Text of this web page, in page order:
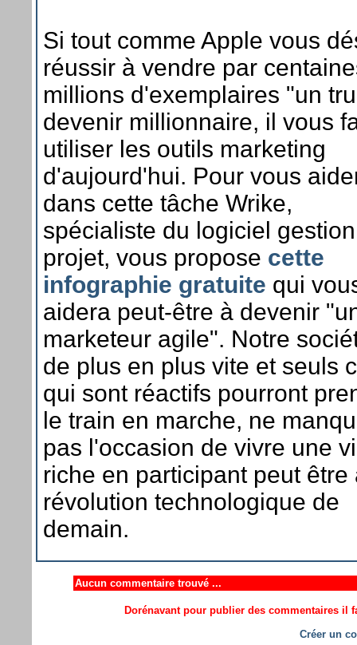
Si tout comme Apple vous
réussir à vendre par
millions d'exemplaires "un
devenir millionnaire, il vous
utiliser les outils marketing
d'aujourd'hui. Pour vous
dans cette tâche Wrike,
spécialiste du logiciel
projet, vous propose cette
infographie gratuite qui
aidera peut-être à devenir
marketeur agile". Notre
de plus en plus vite et seuls
qui sont réactifs pourront
le train en marche, ne
pas l'occasion de vivre une
riche en participant peut être
révolution technologique de
demain.
Aucun commentaire trouvé ...
Dorénavant pour publier des commentaires il
Créer un